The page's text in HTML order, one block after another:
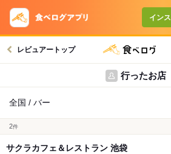
イン
レビュアートップ
行ったお店
全国 / バー
2件
サクラカフェ＆レストラン 池袋